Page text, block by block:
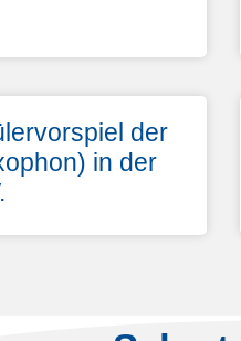
der
in der